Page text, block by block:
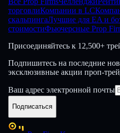
торговлиКомпании в LC
скальпингаЛучшие для EA и
стоимостиФьючерсные Prop
Присоединяйтесь к 12,500+
Подпишитесь на последние
эксклюзивные акции проп-
Ваш адрес электронной почты
Подписаться